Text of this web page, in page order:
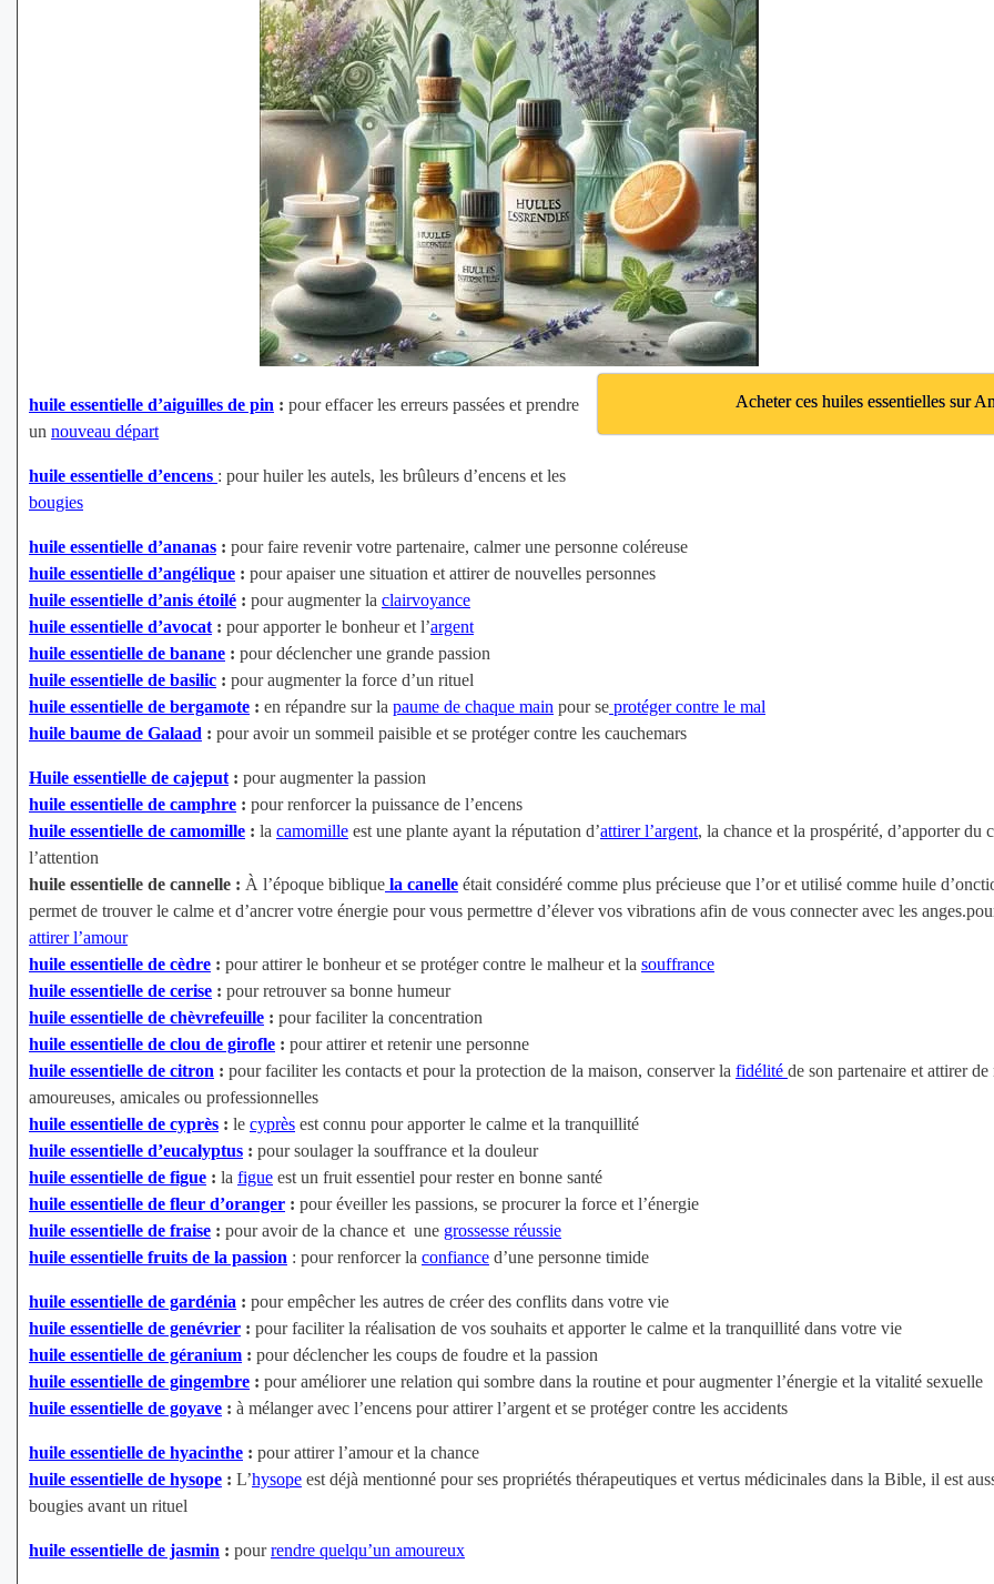
Acheter ces huiles essentielles sur
huile essentielle d’aiguilles de pin : pour effacer les erreurs passées et prendre
un nouveau départ
huile essentielle d’encens : pour huiler les autels, les brûleurs d’encens et les
bougies
huile essentielle d’ananas: pour faire revenir votre partenaire, calmer une personne coléreuse
huile essentielle d’angélique: pour apaiser une situation et attirer de nouvelles personnes
huile essentielle d’anis étoilé: pour augmenter la clairvoyance
huile essentielle d’avocat: pour apporter le bonheur et l’argent
huile essentielle de banane: pour déclencher une grande passion
huile essentielle de basilic: pour augmenter la force d’un rituel
huile essentielle de bergamote: en répandre sur la paume de chaque main pour seprotéger contre le mal
huile baume de Galaad : pour avoir un sommeil paisible et se protéger contre les cauchemars
Huile essentielle de cajeput: pour augmenter la passion
huile essentielle de camphre: pour renforcer la puissance de l’encens
huile essentielle de camomille: la camomilleest une plante ayant la réputation d’attirer l’argent, la chance et la prospérité, d’apporter du
l’attention
huile essentielle de cannelle : À l’époque bibliquela canelleétait considéré comme plus précieuse que l’or et utilisé comme huile
permet de trouver le calme et d’ancrer votre énergie pour vous permettre d’élever vos vibrations afin de vous connecter avec les
attirer l’amour
huile essentielle de cèdre: pour attirer le bonheur et se protéger contre le malheur et la souffrance
huile essentielle de cerise: pour retrouver sa bonne humeur
huile essentielle de chèvrefeuille: pour faciliter la concentration
huile essentielle de clou de girofle: pour attirer et retenir une personne
huile essentielle de citron : pour faciliter les contacts et pour la protection de la maison, conserver la fidélité de son partenaire et attirer
amoureuses, amicales ou professionnelles
huile essentielle de cyprès: le cyprèsest connu pour apporter le calme et la tranquillité
huile essentielle d’eucalyptus: pour soulager la souffrance et la douleur
huile essentielle de figue: la figueest un fruit essentiel pour rester en bonne santé
huile essentielle de fleur d’oranger: pour éveiller les passions, se procurer la force et l’énergie
huile essentielle de fraise: pour avoir de la chance et une grossesse réussie
huile essentielle fruits de la passion : pour renforcer la confianced’une personne timide
huile essentielle de gardénia : pour empêcher les autres de créer des conflits dans votre vie
huile essentielle de genévrier: pour faciliter la réalisation de vos souhaits et apporter le calme et la tranquillité dans votre vie
huile essentielle de géranium: pour déclencher les coups de foudre et la passion
huile essentielle de gingembre: pour améliorer une relation qui sombre dans la routine et pour augmenter l’énergie et la vitalité sexuelle
huile essentielle de goyave: à mélanger avec l’encens pour attirer l’argent et se protéger contre les accidents
huile essentielle de hyacinthe: pour attirer l’amour et la chance
huile essentielle de hysope: L’hysopeest déjà mentionné pour ses propriétés thérapeutiques et vertus médicinales dans la Bible, il est
bougies avant un rituel
huile essentielle de jasmin : pourrendre quelqu’un amoureux